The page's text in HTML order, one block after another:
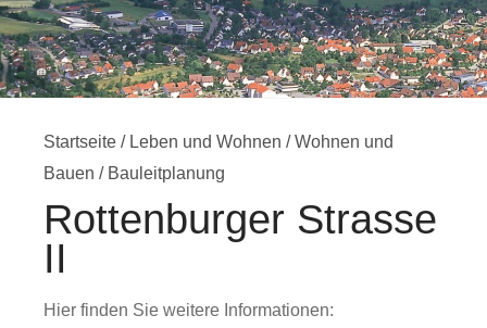
Startseite / Leben und Wohnen /Wohnen und
Bauen / Bauleitplanung
Rottenburger Strasse
II
Hier finden Sie weitere Informationen: